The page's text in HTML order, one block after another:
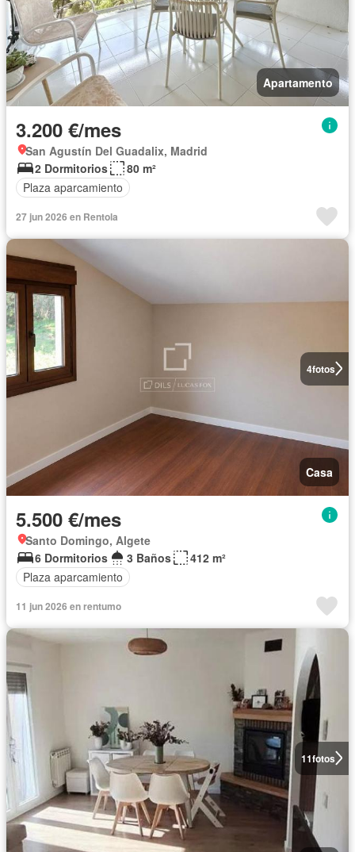
Apartamento
3.200 €/mes
San Agustín Del Guadalix, Madrid
2 Dormitorios
80 m²
Plaza aparcamiento
27 jun 2026 en Rentola
4fotos
Casa
5.500 €/mes
Santo Domingo, Algete
6 Dormitorios
3 Baños
412 m²
Plaza aparcamiento
11 jun 2026 en rentumo
11fotos